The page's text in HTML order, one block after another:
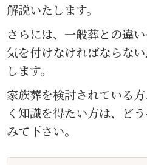
解説いたします。
さらには、一般葬との違
気を付けなければならな
します。
家族葬を検討されている
く知識を得たい方は、ど
みて下さい。